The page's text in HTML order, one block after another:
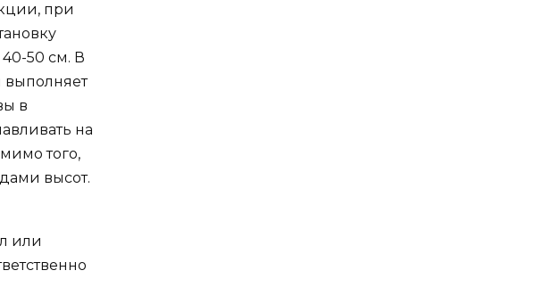
при
50 см. В
выполняет
в
на
того,
высот.
или